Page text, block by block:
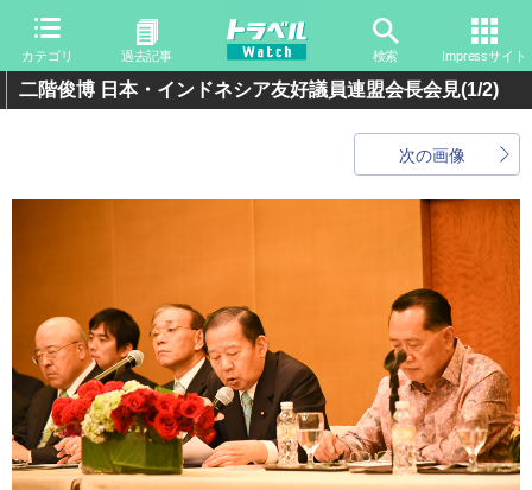
カテゴリ 過去記事 検索 Impressサイト
二階俊博 日本・インドネシア友好議員連盟会長会見(1/2)
次の画像